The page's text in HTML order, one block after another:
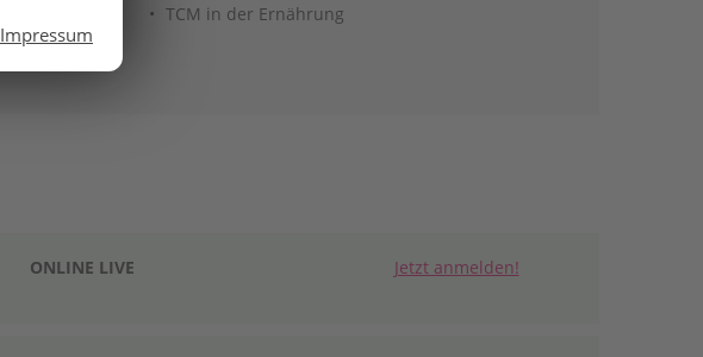
Impressum
TCM in der Ernährung
ONLINE LIVE Jetzt anmelden!